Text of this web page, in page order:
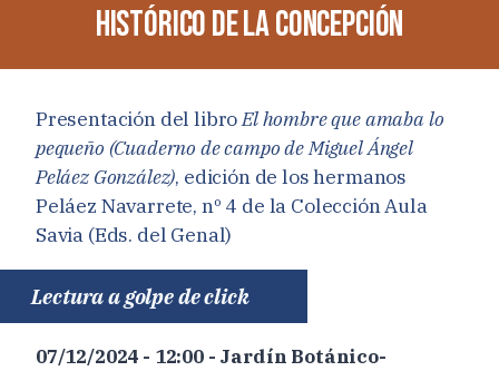
Histórico de La Concepción
Presentación del libroEl hombre que amaba lo
pequeño (Cuaderno de campo de Miguel Ángel
Peláez González), edición de los hermanos
Peláez Navarrete, nº 4 de la Colección Aula
Savia (Eds. del Genal)
Lectura a golpe de click
07/12/2024 - 12:00 - Jardín Botánico-